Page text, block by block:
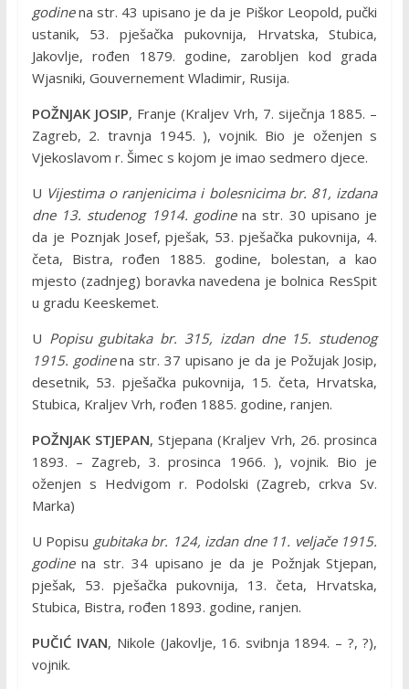
godinena str. 43 upisano je da je Piškor Leopold, pučki
ustanik, 53. pješačka pukovnija, Hrvatska, Stubica,
Jakovlje, rođen 1879. godine, zarobljen kod grada
Wjasniki, Gouvernement Wladimir, Rusija.
POŽNJAK JOSIP, Franje (Kraljev Vrh, 7. siječnja 1885. –
Zagreb, 2. travnja 1945. ), vojnik. Bio je oženjen s
Vjekoslavom r. Šimec s kojom je imao sedmero djece.
U Vijestima o ranjenicima i bolesnicima br. 81, izdana
dne 13. studenog 1914. godinena str. 30 upisano je
da je Poznjak Josef, pješak, 53. pješačka pukovnija, 4.
četa, Bistra, rođen 1885. godine, bolestan, a kao
mjesto (zadnjeg) boravka navedena je bolnica ResSpit
u gradu Keeskemet.
U Popisu gubitaka br. 315, izdan dne 15. studenog
1915. godinena str. 37 upisano je da je Požujak Josip,
desetnik, 53. pješačka pukovnija, 15. četa, Hrvatska,
Stubica, Kraljev Vrh, rođen 1885. godine, ranjen.
POŽNJAK STJEPAN, Stjepana (Kraljev Vrh, 26. prosinca
1893. – Zagreb, 3. prosinca 1966. ), vojnik. Bio je
oženjen s Hedvigom r. Podolski (Zagreb, crkva Sv.
Marka)
U Popisu gubitaka br. 124, izdan dne 11. veljače 1915.
godinena str. 34 upisano je da je Požnjak Stjepan,
pješak, 53. pješačka pukovnija, 13. četa, Hrvatska,
Stubica, Bistra, rođen 1893. godine, ranjen.
PUČIĆ IVAN, Nikole (Jakovlje, 16. svibnja 1894. – ?, ?),
vojnik.